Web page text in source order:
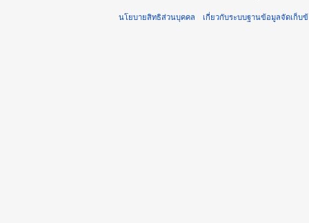
นโยบายสิทธิส่วนบุคคล เกี่ยวกับระบบฐานข้อมูลจัดเก็บ